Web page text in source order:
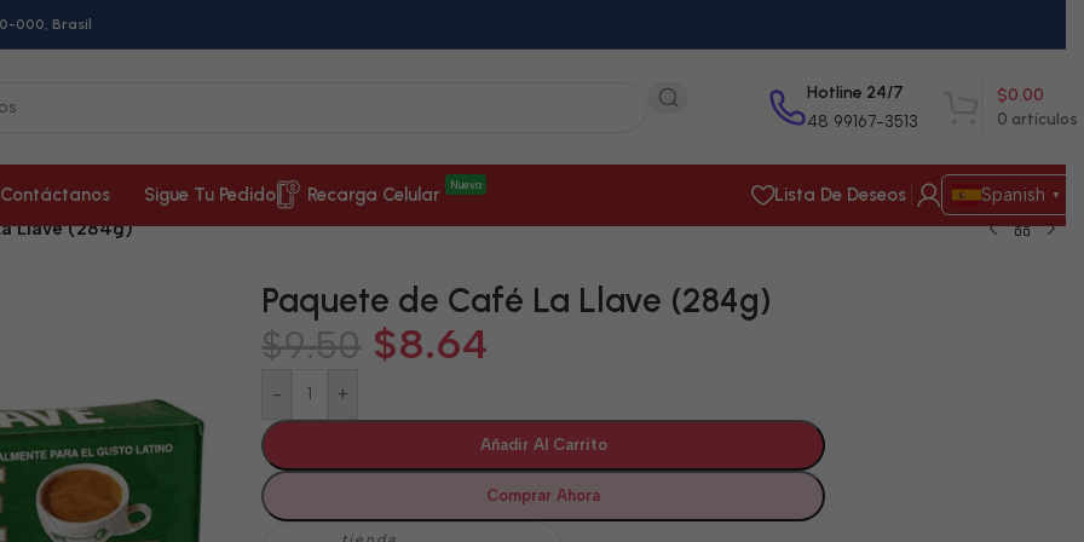
000, Brasil
Hotline 24/7
48 99167-3513 0 artículos
$0.00
Contáctanos Sigue Tu Pedido Recarga Celular Nueva Lista De Deseos Spanish ▼
Llave (284g)
Paquete de Café La Llave (284g)
$9.50 $8.64
- +
Añadir Al Carrito
Comprar Ahora